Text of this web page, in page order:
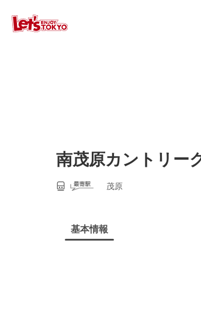
南茂原カントリー
茂原
基本情報